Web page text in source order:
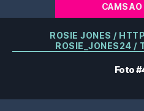
CAMS AO
ROSIE JONES /
ROSIE_JONES24 /
Foto